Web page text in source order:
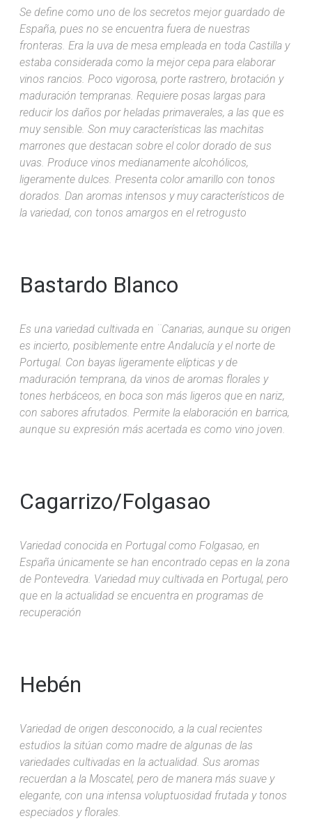
Se define como uno de los secretos mejor guardado de
España, pues no se encuentra fuera de nuestras
fronteras. Era la uva de mesa empleada en toda Castilla y
estaba considerada como la mejor cepa para elaborar
vinos rancios. Poco vigorosa, porte rastrero, brotación y
maduración tempranas. Requiere posas largas para
reducir los daños por heladas primaverales, a las que es
muy sensible. Son muy características las machitas
marrones que destacan sobre el color dorado de sus
uvas. Produce vinos medianamente alcohólicos,
ligeramente dulces. Presenta color amarillo con tonos
dorados. Dan aromas intensos y muy característicos de
la variedad, con tonos amargos en el retrogusto
Bastardo Blanco
Es una variedad cultivada en ¨Canarias, aunque su origen
es incierto, posiblemente entre Andalucía y el norte de
Portugal. Con bayas ligeramente elípticas y de
maduración temprana, da vinos de aromas florales y
tones herbáceos, en boca son más ligeros que en nariz,
con sabores afrutados. Permite la elaboración en barrica,
aunque su expresión más acertada es como vino joven.
Cagarrizo/Folgasao
Variedad conocida en Portugal como Folgasao, en
España únicamente se han encontrado cepas en la zona
de Pontevedra. Variedad muy cultivada en Portugal, pero
que en la actualidad se encuentra en programas de
recuperación
Hebén
Variedad de origen desconocido, a la cual recientes
estudios la sitúan como madre de algunas de las
variedades cultivadas en la actualidad. Sus aromas
recuerdan a la Moscatel, pero de manera más suave y
elegante, con una intensa voluptuosidad frutada y tonos
especiados y florales.